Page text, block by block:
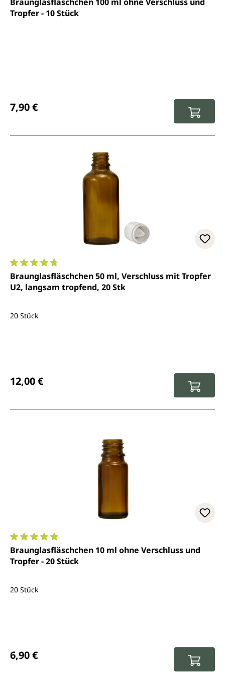
Tropfer - 10 Stück
7,90 €
Durchschnittliche Bewertung von 4.7 von 5 Sternen
Braunglasfläschchen 50 ml, Verschluss mit Tropfer
U2, langsam tropfend, 20 Stk
20 Stück
12,00 €
Durchschnittliche Bewertung von 5 von 5 Sternen
Braunglasfläschchen 10 ml ohne Verschluss und
Tropfer - 20 Stück
20 Stück
6,90 €